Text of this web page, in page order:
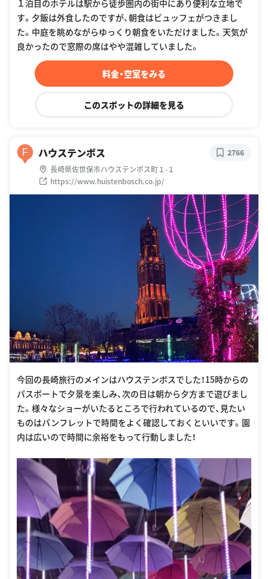
１泊目のホテルは駅から徒歩圏内の街中にあり便利な立地で
す。夕飯は外食したのですが、朝食はビュッフェがつきまし
た。中庭を眺めながらゆっくり朝食をいただけました。天気が
良かったので窓際の席はやや混雑していました。
料金・空室をみる
このスポットの詳細を見る
F ハウステンボス
長崎県佐世保市ハウステンボス町１-１
https://www.huistenbosch.co.jp/
2766
今回の長崎旅行のメインはハウステンボスでした！15時からの
パスポートで夕景を楽しみ、次の日は朝から夕方まで遊びまし
た。様々なショーがいたるところで行われているので、見たい
ものはパンフレットで時間をよく確認しておくといいです。園
内は広いので時間に余裕をもって行動しました！